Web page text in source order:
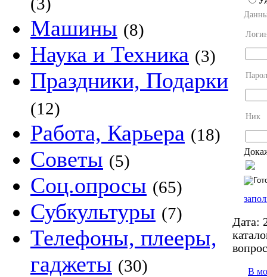
Машины (8)
Наука и Техника (3)
Праздники, Подарки
(12)
Работа, Карьера (18)
Советы (5)
Соц.опросы (65)
Субкультуры (7)
Телефоны, плееры,
гаджеты (30)
Ник
Дата:
В